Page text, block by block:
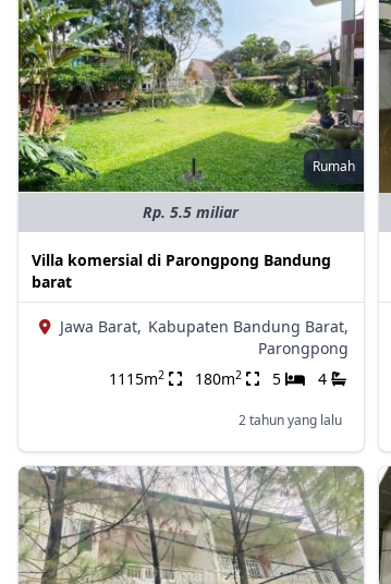
Rumah
Rp. 5.5 miliar
Villa komersial di Parongpong Bandung
barat
Jawa Barat, Kabupaten Bandung Barat,
Parongpong
1115m2 180m2 5 4
2 tahun yang lalu